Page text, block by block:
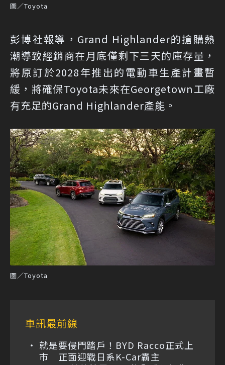
圖／Toyota
彭博社報導，Grand Highlander的搶購熱
潮導致經銷商在月底僅剩下三天的庫存量，
將原訂於2028年推出的電動車生產計畫暫
緩，將確保Toyota未來在Georgetown工廠
有充足的Grand Highlander產能。
圖／Toyota
車訊最前線
就是要侵門踏戶！BYD Racco正式上
市 正面迎戰日系K-Car霸主